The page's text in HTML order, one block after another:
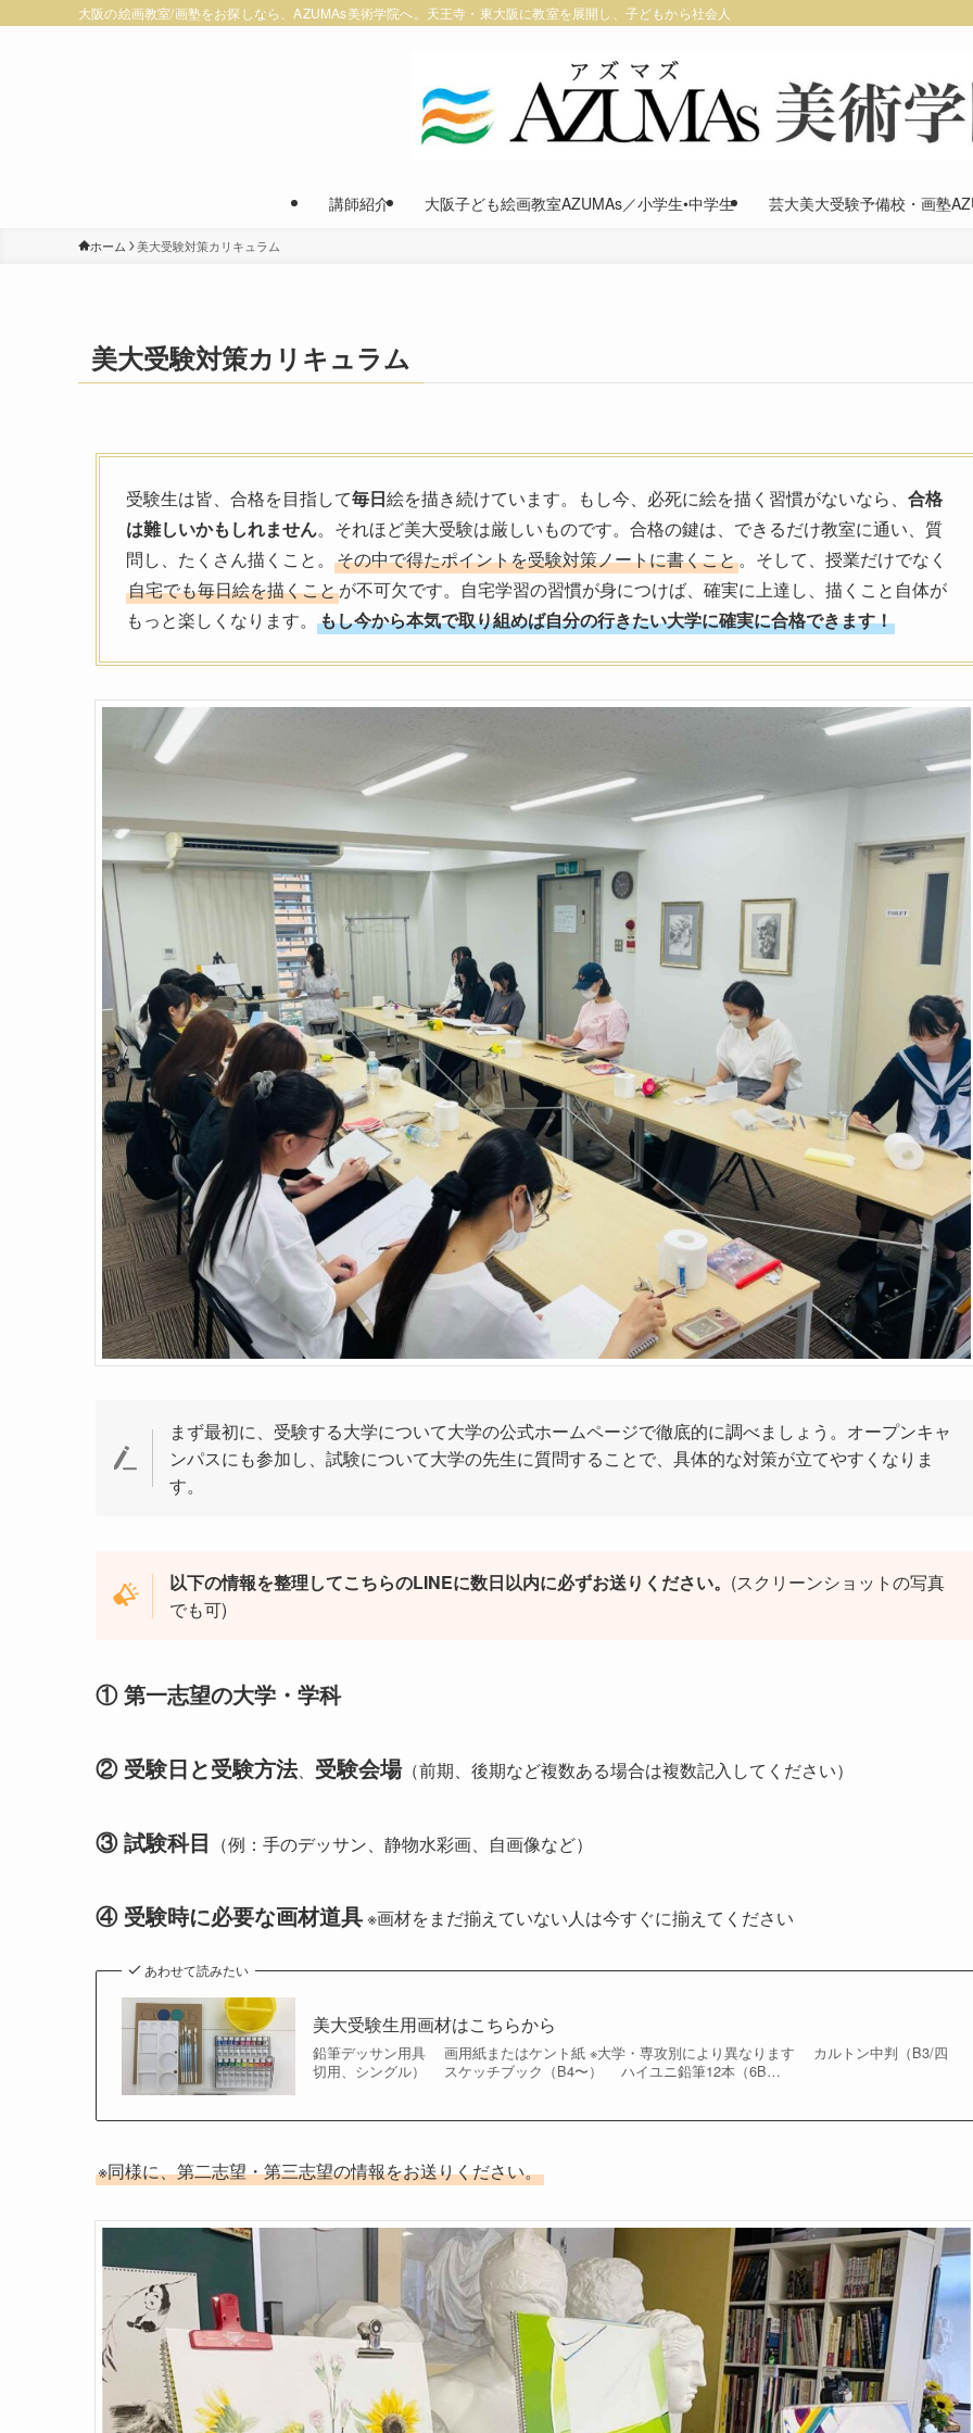
大阪の絵画教室/画塾をお探しなら、AZUMAs美術学院へ。天王寺・東大阪に教室を展開し、子どもから社会人・大人、美大受験生まで幅広く対応
講師紹介 大阪子ども絵画教室AZUMAs／小学生•中学生 芸大美大受験予備校・画塾
ホーム 美大受験対策カリキュラム
美大受験対策カリキュラム
受験生は皆、合格を目指して毎日絵を描き続けています。もし今、必死に絵を描く習慣がないなら、 合格
は難しいかもしれません。それほど美大受験は厳しいものです。合格の鍵は、できるだけ教室に通い、質
問し、たくさん描くこと。 その中で得たポイントを受験対策ノートに書くこと。そして、授業だけでなく
自宅でも毎日絵を描くことが不可欠です。自宅学習の習慣が身につけば、確実に上達し、描くこと自体が
もっと楽しくなります。 もし今から本気で取り組めば自分の行きたい大学に確実に合格できます！
まず最初に、受験する大学について大学の公式ホームページで徹底的に調べましょう。オープンキャ
ンパスにも参加し、試験について大学の先生に質問することで、具体的な対策が立てやすくなりま
す。
以下の情報を整理してこちらのLINEに数日以内に必ずお送りください。 (スクリーンショットの写真
でも可)
① 第一志望の大学・学科
② 受験日と受験方法、 受験会場（前期、後期など複数ある場合は複数記入してください）
③ 試験科目 （例：手のデッサン、静物水彩画、自画像など）
④ 受験時に必要な画材道具※画材をまだ揃えていない人は今すぐに揃えてください
あわせて読みたい
美大受験生用画材はこちらから
鉛筆デッサン用具 画用紙またはケント紙 ※大学・専攻別により異なります カルトン中判（B3/四
切用、シングル） スケッチブック（B4〜） ハイユニ鉛筆12本（6B…
※同様に、第二志望・第三志望の情報をお送りください。